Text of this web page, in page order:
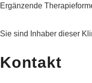
Ergänzende
Sie sind Inhaber dieser
Kontakt